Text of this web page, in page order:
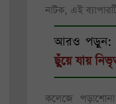
নাটক, এই
আরও পড়ুন:
ছুঁয়ে যায়
কলেজে